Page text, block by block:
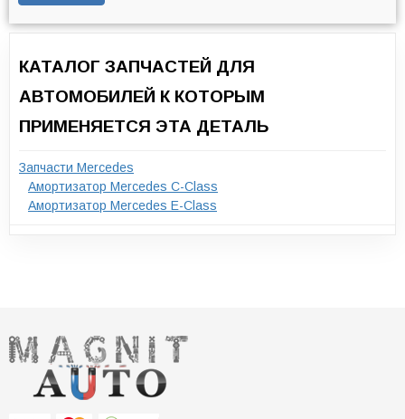
КАТАЛОГ ЗАПЧАСТЕЙ ДЛЯ
АВТОМОБИЛЕЙ К КОТОРЫМ
ПРИМЕНЯЕТСЯ ЭТА ДЕТАЛЬ
Запчасти Mercedes
Амортизатор Mercedes C-Class
Амортизатор Mercedes E-Class